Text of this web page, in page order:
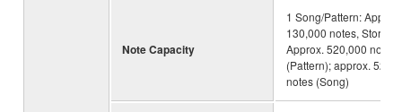
Note Capacity
1 Song/Pattern: Approx.
130,000 notes, Store
Approx. 520,000 notes
(Pattern); approx.
notes (Song)